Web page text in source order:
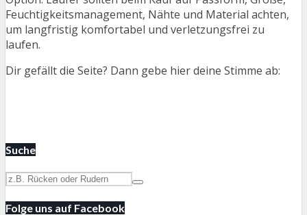
Feuchtigkeitsmanagement, Nähte und Material achten,
um langfristig komfortabel und verletzungsfrei zu
laufen.
Dir gefällt die Seite? Dann gebe hier deine Stimme ab:
Suche
Folge uns auf Facebook